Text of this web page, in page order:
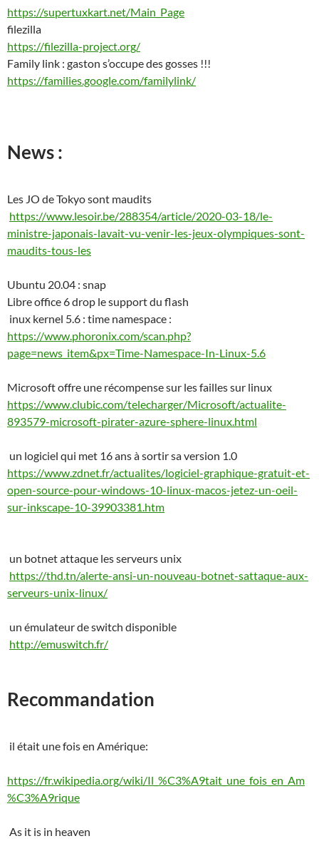
https://supertuxkart.net/Main_Page
filezilla
https://filezilla-project.org/
Family link : gaston s’occupe des gosses !!!
https://families.google.com/familylink/
News :
Les JO de Tokyo sont maudits
https://www.lesoir.be/288354/article/2020-03-18/le-
ministre-japonais-lavait-vu-venir-les-jeux-olympiques-sont-
maudits-tous-les
Ubuntu 20.04 : snap
Libre office 6 drop le support du flash
inux kernel 5.6 : time namespace :
https://www.phoronix.com/scan.php?
page=news_item&px=Time-Namespace-In-Linux-5.6
Microsoft offre une récompense sur les failles sur linux
https://www.clubic.com/telecharger/Microsoft/actualite-
893579-microsoft-pirater-azure-sphere-linux.html
un logiciel qui met 16 ans à sortir sa version 1.0
https://www.zdnet.fr/actualites/logiciel-graphique-gratuit-et-
open-source-pour-windows-10-linux-macos-jetez-un-oeil-
sur-inkscape-10-39903381.htm
un botnet attaque les serveurs unix
https://thd.tn/alerte-ansi-un-nouveau-botnet-sattaque-aux-
serveurs-unix-linux/
un émulateur de switch disponible
http://emuswitch.fr/
Recommandation
il était une fois en Amérique:
https://fr.wikipedia.org/wiki/Il_%C3%A9tait_une_fois_en_Am
%C3%A9rique
As it is in heaven